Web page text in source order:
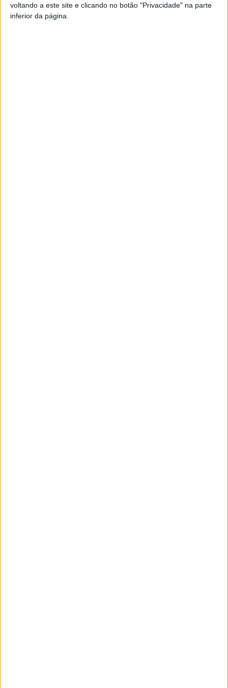
voltando a este site e clicando no botão "Privacidade" na parte
inferior da página.